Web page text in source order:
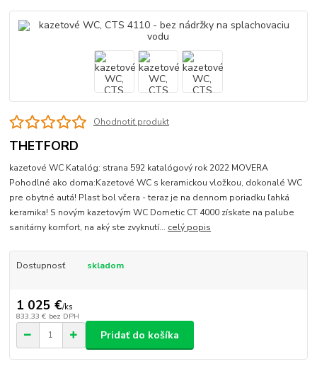
Ohodnotiť produkt
THETFORD
kazetové WC Katalóg: strana 592 katalógový rok 2022 MOVERA
Pohodlné ako doma:Kazetové WC s keramickou vložkou, dokonalé WC
pre obytné autá! Plast bol včera - teraz je na dennom poriadku ľahká
keramika! S novým kazetovým WC Dometic CT 4000 získate na palube
sanitárny komfort, na aký ste zvyknutí... celý popis
Dostupnosť skladom
1 025 €/ks
833,33 € bez DPH
Pridať do košíka